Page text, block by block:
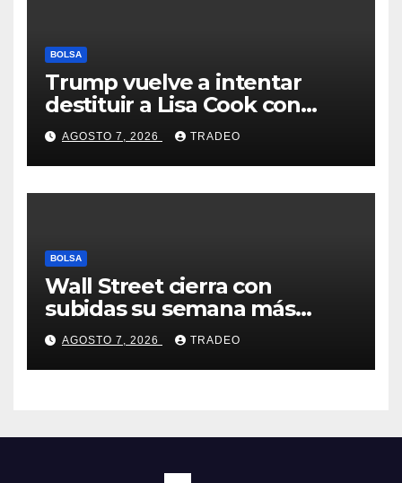
BOLSA
Trump vuelve a intentar
destituir a Lisa Cook con
acusaciones de fraude
hipotecario
AGOSTO 7, 2026 TRADEO
BOLSA
Wall Street cierra con
subidas su semana más
alcista desde abril
AGOSTO 7, 2026 TRADEO